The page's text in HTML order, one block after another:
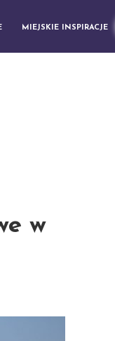
MIEJSKIE INSPIRACJE
w